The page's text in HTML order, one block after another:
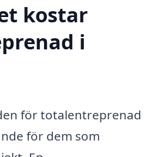
kostar
i
för totalentreprenad
för dem som